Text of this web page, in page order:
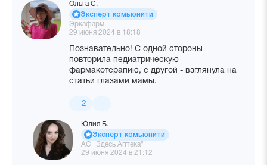
Ольга С.
Эксперт комьюнити
Эркафарм
29 июня 2024 в 18:18
Познавательно! С одной стороны
повторила педиатрическую
фармакотерапию, с другой - взглянула на
статьи глазами мамы.
2
Юлия Б.
Эксперт комьюнити
АС "Здесь Аптека"
29 июня 2024 в 21:12